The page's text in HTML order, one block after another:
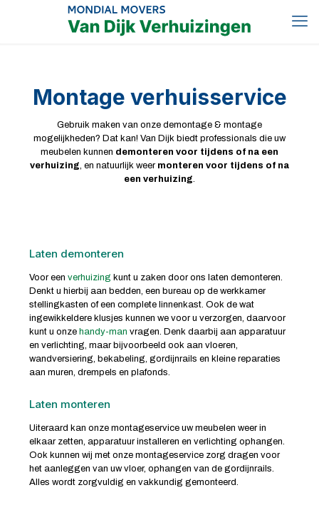
Montage verhuisservice
Gebruik maken van onze demontage & montage
mogelijkheden? Dat kan! Van Dijk biedt professionals die uw
meubelen kunnen demonteren voor tijdens of na een
verhuizing, en natuurlijk weer monteren voor tijdens of na
een verhuizing.
Laten demonteren
Voor een verhuizing kunt u zaken door ons laten demonteren.
Denkt u hierbij aan bedden, een bureau op de werkkamer
stellingkasten of een complete linnenkast. Ook de wat
ingewikkeldere klusjes kunnen we voor u verzorgen, daarvoor
kunt u onze handy-man vragen. Denk daarbij aan apparatuur
en verlichting, maar bijvoorbeeld ook aan vloeren,
wandversiering, bekabeling, gordijnrails en kleine reparaties
aan muren, drempels en plafonds.
Laten monteren
Uiteraard kan onze montageservice uw meubelen weer in
elkaar zetten, apparatuur installeren en verlichting ophangen.
Ook kunnen wij met onze montageservice zorg dragen voor
het aanleggen van uw vloer, ophangen van de gordijnrails.
Alles wordt zorgvuldig en vakkundig gemonteerd.